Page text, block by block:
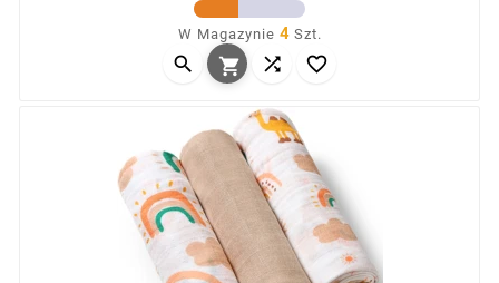
otulacz, podkład i osłona do karmienia. Łatwe w
praniu, szybkoschnące, praktyczne w codziennej
pielęgnacji dziecka.
W Magazynie 4Szt.
   